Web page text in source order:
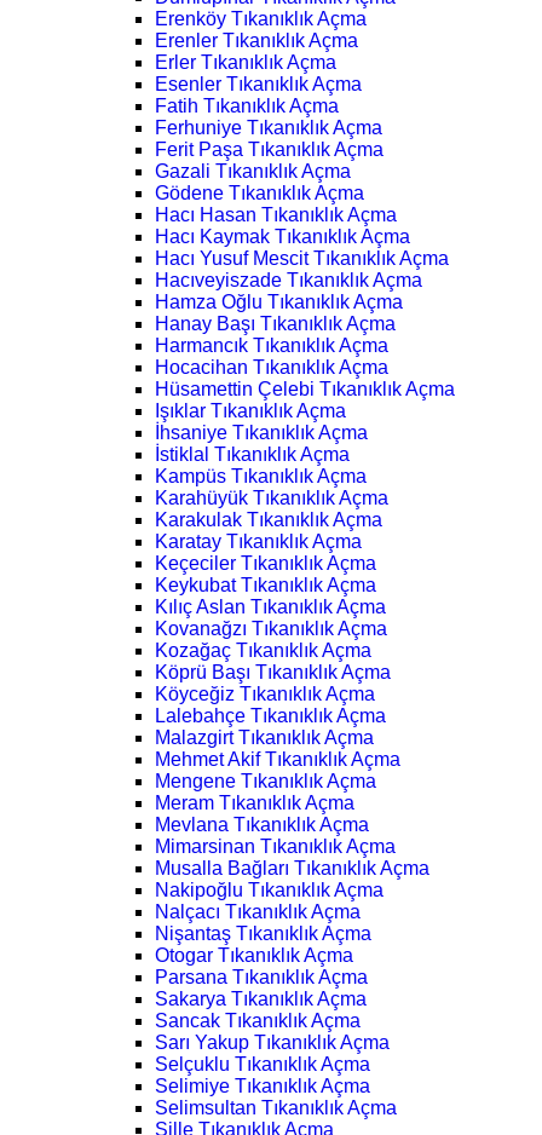
Erenköy Tıkanıklık Açma
Erenler Tıkanıklık Açma
Erler Tıkanıklık Açma
Esenler Tıkanıklık Açma
Fatih Tıkanıklık Açma
Ferhuniye Tıkanıklık Açma
Ferit Paşa Tıkanıklık Açma
Gazali Tıkanıklık Açma
Gödene Tıkanıklık Açma
Hacı Hasan Tıkanıklık Açma
Hacı Kaymak Tıkanıklık Açma
Hacı Yusuf Mescit Tıkanıklık Açma
Hacıveyiszade Tıkanıklık Açma
Hamza Oğlu Tıkanıklık Açma
Hanay Başı Tıkanıklık Açma
Harmancık Tıkanıklık Açma
Hocacihan Tıkanıklık Açma
Hüsamettin Çelebi Tıkanıklık Açma
Işıklar Tıkanıklık Açma
İhsaniye Tıkanıklık Açma
İstiklal Tıkanıklık Açma
Kampüs Tıkanıklık Açma
Karahüyük Tıkanıklık Açma
Karakulak Tıkanıklık Açma
Karatay Tıkanıklık Açma
Keçeciler Tıkanıklık Açma
Keykubat Tıkanıklık Açma
Kılıç Aslan Tıkanıklık Açma
Kovanağzı Tıkanıklık Açma
Kozağaç Tıkanıklık Açma
Köprü Başı Tıkanıklık Açma
Köyceğiz Tıkanıklık Açma
Lalebahçe Tıkanıklık Açma
Malazgirt Tıkanıklık Açma
Mehmet Akif Tıkanıklık Açma
Mengene Tıkanıklık Açma
Meram Tıkanıklık Açma
Mevlana Tıkanıklık Açma
Mimarsinan Tıkanıklık Açma
Musalla Bağları Tıkanıklık Açma
Nakipoğlu Tıkanıklık Açma
Nalçacı Tıkanıklık Açma
Nişantaş Tıkanıklık Açma
Otogar Tıkanıklık Açma
Parsana Tıkanıklık Açma
Sakarya Tıkanıklık Açma
Sancak Tıkanıklık Açma
Sarı Yakup Tıkanıklık Açma
Selçuklu Tıkanıklık Açma
Selimiye Tıkanıklık Açma
Selimsultan Tıkanıklık Açma
Sille Tıkanıklık Açma